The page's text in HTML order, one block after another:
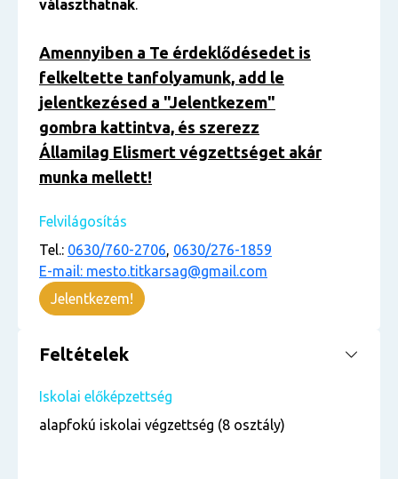
választhatnak.
Amennyiben a Te érdeklődésedet is
felkeltette tanfolyamunk, add le
jelentkezésed a "Jelentkezem"
gombra kattintva, és szerezz
Államilag Elismert végzettséget akár
munka mellett!
Felvilágosítás
Tel.: 0630/760-2706, 0630/276-1859
E-mail: mesto.titkarsag@gmail.com
Jelentkezem!
Feltételek
Iskolai előképzettség
alapfokú iskolai végzettség (8 osztály)